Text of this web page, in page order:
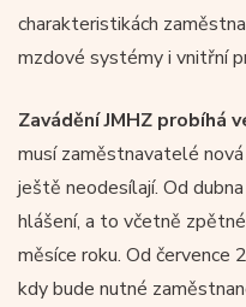
charakteristikách
mzdové systémy i vnitřní
Zavádění JMHZ probíhá
musí zaměstnavatelé
ještě neodesílají. Od
hlášení, a to včetně
měsíce roku. Od července
kdy bude nutné